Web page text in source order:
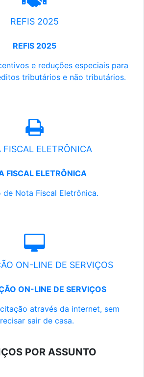
REFIS 2025
REFIS 2025
e reduções especiais para
tributários e não tributários.
FISCAL ELETRÔNICA
FISCAL ELETRÔNICA
de Nota Fiscal Eletrônica.
ON-LINE DE SERVIÇOS
ON-LINE DE SERVIÇOS
através da internet, sem
sair de casa.
POR ASSUNTO